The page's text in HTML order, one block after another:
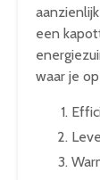
een
waar je